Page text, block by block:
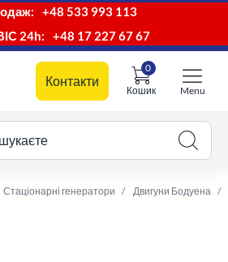
+48 533 993 113
24h:
+48 17 227 67 67
Контакти
Кошик
0
Menu
Стаціонарні генератори Двигуни Бодуена